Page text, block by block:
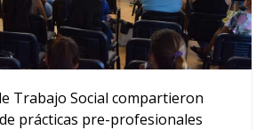
Trabajo Social compartieron
prácticas pre-profesionales